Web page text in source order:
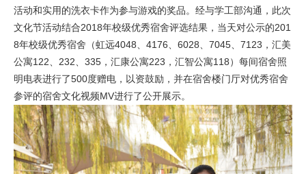
活动和实用的洗衣卡作为参与游戏的奖品。经与学工部沟通，此次
文化节活动结合2018年校级优秀宿舍评选结果，当天对公示的201
8年校级优秀宿舍（虹远4048、4176、6028、7045、7123，汇美
公寓122、232、335，汇康公寓223，汇智公寓118）每间宿舍照
明电表进行了500度赠电，以资鼓励，并在宿舍楼门厅对优秀宿舍
参评的宿舍文化视频MV进行了公开展示。